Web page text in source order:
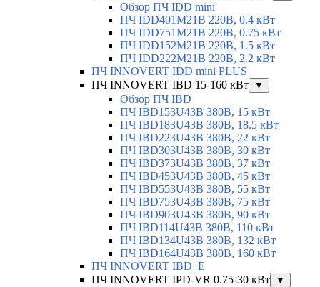
Обзор ПЧ IDD mini
ПЧ IDD401M21B 220В, 0.4 кВт
ПЧ IDD751M21B 220В, 0.75 кВт
ПЧ IDD152M21B 220В, 1.5 кВт
ПЧ IDD222M21B 220В, 2.2 кВт
ПЧ INNOVERT IDD mini PLUS
ПЧ INNOVERT IBD 15-160 кВт
▼
Обзор ПЧ IBD
ПЧ IBD153U43B 380В, 15 кВт
ПЧ IBD183U43B 380В, 18.5 кВт
ПЧ IBD223U43B 380В, 22 кВт
ПЧ IBD303U43B 380В, 30 кВт
ПЧ IBD373U43B 380В, 37 кВт
ПЧ IBD453U43B 380В, 45 кВт
ПЧ IBD553U43B 380В, 55 кВт
ПЧ IBD753U43B 380В, 75 кВт
ПЧ IBD903U43B 380В, 90 кВт
ПЧ IBD114U43B 380В, 110 кВт
ПЧ IBD134U43B 380В, 132 кВт
ПЧ IBD164U43B 380В, 160 кВт
ПЧ INNOVERT IBD_E
ПЧ INNOVERT IPD-VR 0.75-30 кВт
▼